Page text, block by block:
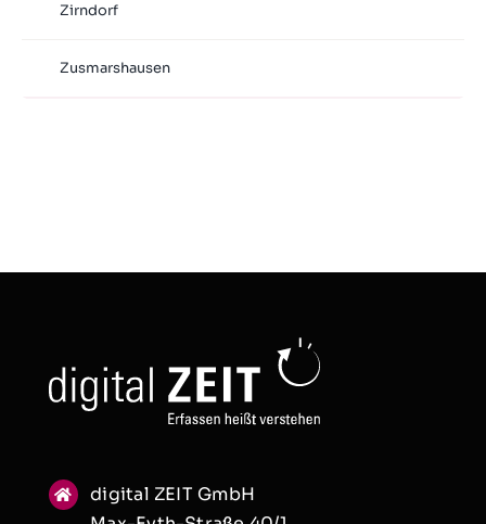
Zirndorf
Zusmarshausen
digital ZEIT GmbH